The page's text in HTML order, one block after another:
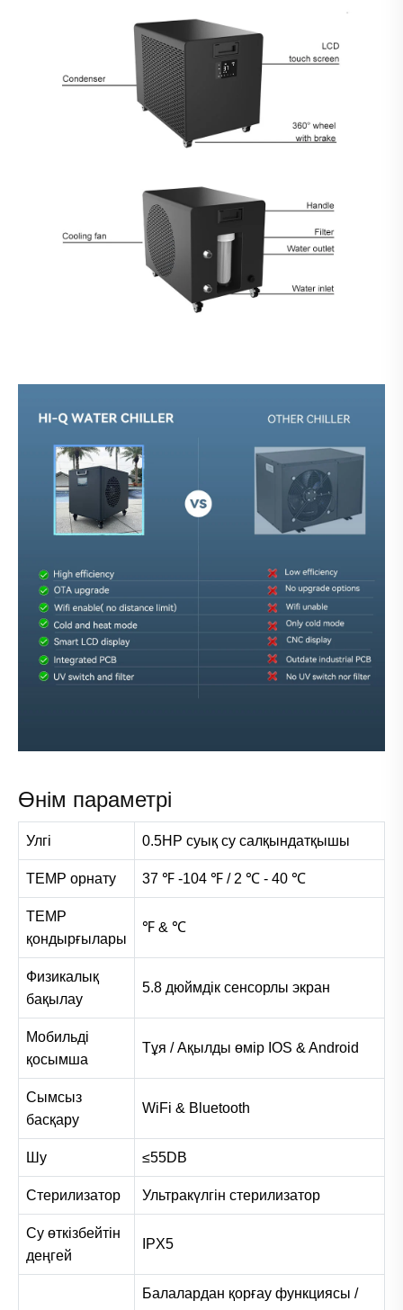
Өнім параметрі
Улгі 0.5HP суық су салқындатқышы
TEMP орнату 37 ℉ -104 ℉ / 2 ℃ - 40 ℃
TEMP
қондырғылары
℉ & ℃
Физикалық
бақылау
5.8 дюймдік сенсорлы экран
Мобильді
қосымша
Тұя / Ақылды өмір IOS & Android
Сымсыз
басқару
WiFi & Bluetooth
Шу ≤55DB
Стерилизатор Ультракүлгін стерилизатор
Су өткізбейтін
деңгей
IPX5
Балалардан қорғау функциясы /